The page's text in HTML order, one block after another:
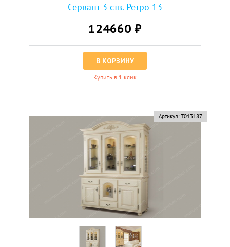
Сервант 3 ств. Ретро 13
124660 ₽
В КОРЗИНУ
Купить в 1 клик
Артикул: Т013187